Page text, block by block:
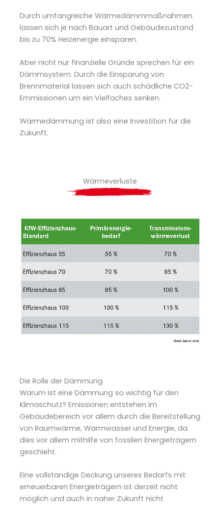
Durch umfangreiche Wärmedämmmaßnahmen
lassen sich je nach Bauart und Gebäudezustand
bis zu 70% Heizenergie einsparen.
Aber nicht nur finanzielle Gründe sprechen für ein
Dämmsystem. Durch die Einsparung von
Brennmaterial lassen sich auch schädliche CO2-
Emmissionen um ein Vielfaches senken.
Wärmedämmung ist also eine Investition für die
Zukunft.
Wärmeverluste
Die Rolle der Dämmung
Warum ist eine Dämmung so wichtig für den
Klimaschutz? Emissionen entstehen im
Gebäudebereich vor allem durch die Bereitstellung
von Raumwärme, Warmwasser und Energie, da
dies vor allem mithilfe von fossilen Energieträgern
geschieht.
Eine vollständige Deckung unseres Bedarfs mit
erneuerbaren Energieträgern ist derzeit nicht
möglich und auch in naher Zukunft nicht